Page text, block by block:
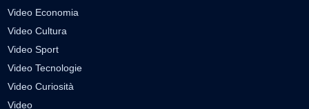
Video Economia
Video Cultura
Video Sport
Video Tecnologie
Video Curiosità
Video